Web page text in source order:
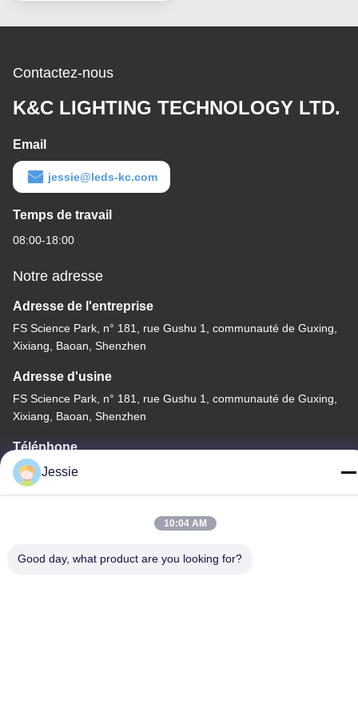
Contactez-nous
K&C LIGHTING TECHNOLOGY LTD.
Email
jessie@leds-kc.com
Temps de travail
08:00-18:00
Notre adresse
Adresse de l'entreprise
FS Science Park, n° 181, rue Gushu 1, communauté de Guxing,
Xixiang, Baoan, Shenzhen
Adresse d'usine
FS Science Park, n° 181, rue Gushu 1, communauté de Guxing,
Xixiang, Baoan, Shenzhen
Téléphone
86-0755-22300563
Bonne qualité de la Chine profil mené d'aluminium de bande
Jessie
10:04 AM
Good day, what product are you looking for?